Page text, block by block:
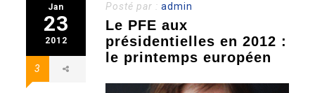
Jan
23
2012
3
Posté par :admin
Le PFE aux
présidentielles en 2012 :
le printemps européen